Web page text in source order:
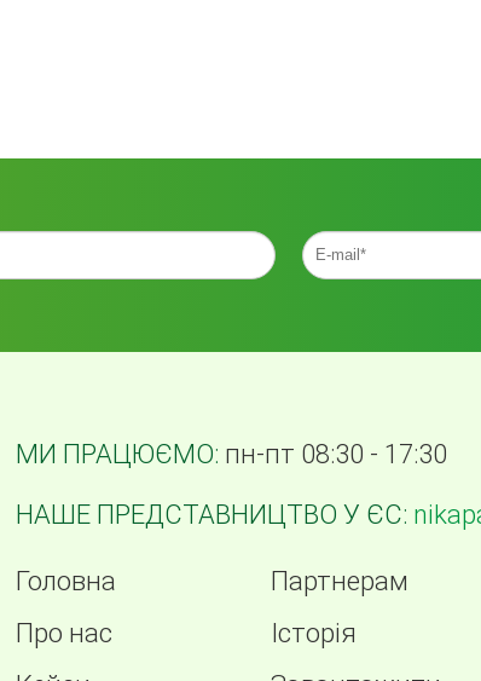
МИ ПРАЦЮЄМО: пн-пт 08:30 - 17:30
НАШЕ ПРЕДСТАВНИЦТВО У ЄС:
Головна Партнерам
Про нас
Історія